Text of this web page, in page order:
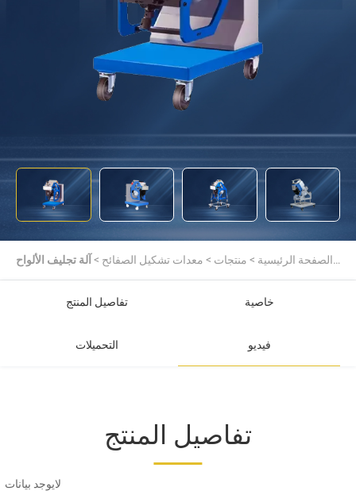
الصفحة الرئيسية > منتجات > معدات تشكيل الصفائح > آلة تجليف الألواح
تفاصيل المنتج خاصية
التحميلات فيديو
تفاصيل المنتج
لايوجد بيانات